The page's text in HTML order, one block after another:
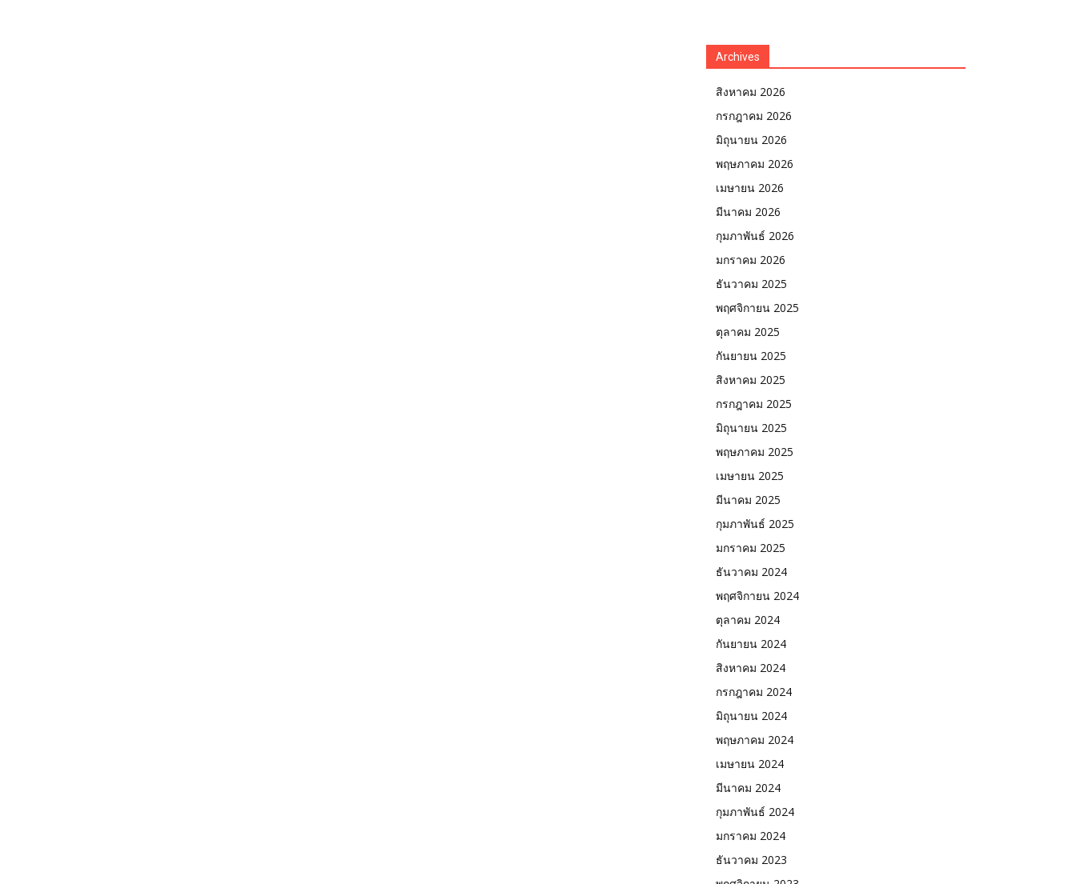
Archives
สิงหาคม 2026
กรกฎาคม 2026
มิถุนายน 2026
พฤษภาคม 2026
เมษายน 2026
มีนาคม 2026
กุมภาพันธ์ 2026
มกราคม 2026
ธันวาคม 2025
พฤศจิกายน 2025
ตุลาคม 2025
กันยายน 2025
สิงหาคม 2025
กรกฎาคม 2025
มิถุนายน 2025
พฤษภาคม 2025
เมษายน 2025
มีนาคม 2025
กุมภาพันธ์ 2025
มกราคม 2025
ธันวาคม 2024
พฤศจิกายน 2024
ตุลาคม 2024
กันยายน 2024
สิงหาคม 2024
กรกฎาคม 2024
มิถุนายน 2024
พฤษภาคม 2024
เมษายน 2024
มีนาคม 2024
กุมภาพันธ์ 2024
มกราคม 2024
ธันวาคม 2023